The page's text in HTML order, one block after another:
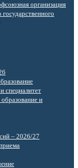
организация
государственного
специалитет
и
– 2026/27